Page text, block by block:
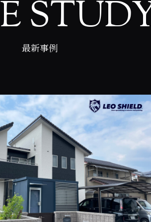
最新事例